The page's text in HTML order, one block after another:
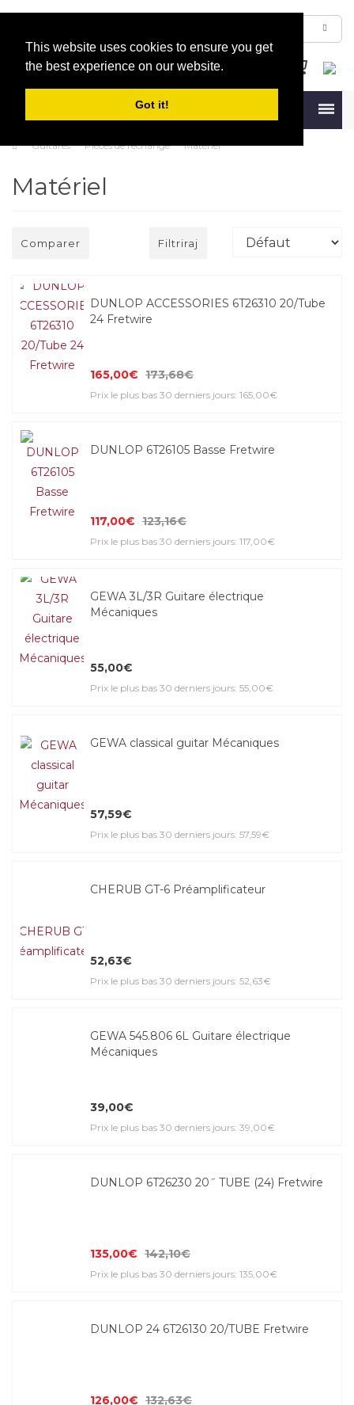
This website uses cookies to ensure you get
the best experience on our website.
Got it!
Guitares Pièces de rechange Matériel
Matériel
Comparer Filtriraj
DUNLOP ACCESSORIES 6T26310 20/Tube
24 Fretwire
165,00€ 173,68€
Prix le plus bas 30 derniers jours: 165,00€
DUNLOP 6T26105 Basse Fretwire
117,00€ 123,16€
Prix le plus bas 30 derniers jours: 117,00€
GEWA 3L/3R Guitare électrique
Mécaniques
55,00€
Prix le plus bas 30 derniers jours: 55,00€
GEWA classical guitar Mécaniques
57,59€
Prix le plus bas 30 derniers jours: 57,59€
CHERUB GT-6 Préamplificateur
52,63€
Prix le plus bas 30 derniers jours: 52,63€
GEWA 545.806 6L Guitare électrique
Mécaniques
39,00€
Prix le plus bas 30 derniers jours: 39,00€
DUNLOP 6T26230 20˝ TUBE (24) Fretwire
135,00€ 142,10€
Prix le plus bas 30 derniers jours: 135,00€
DUNLOP 24 6T26130 20/TUBE Fretwire
126,00€ 132,63€